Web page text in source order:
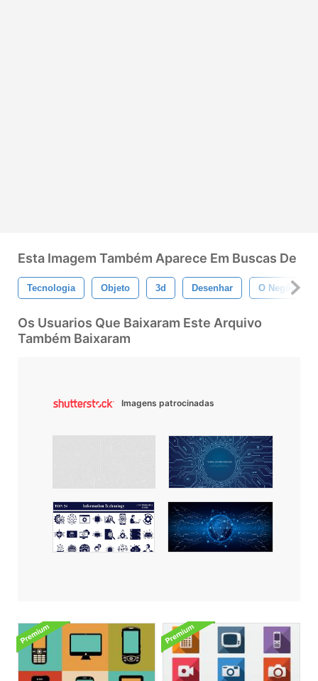
Esta Imagem Também Aparece Em Buscas De
Tecnologia Objeto 3d Desenhar O Negócio
Os Usuarios Que Baixaram Este Arquivo
Também Baixaram
Imagens patrocinadas